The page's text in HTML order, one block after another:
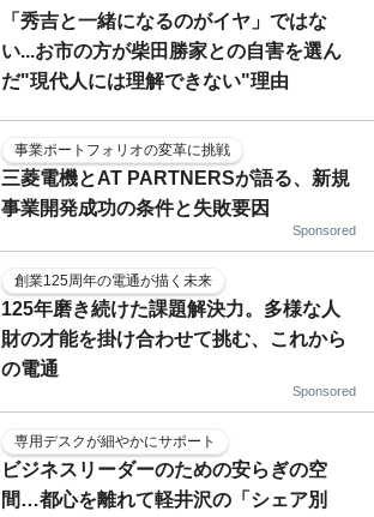
「秀吉と一緒になるのがイヤ」ではな
い...お市の方が柴田勝家との自害を選ん
だ"現代人には理解できない"理由
事業ポートフォリオの変革に挑戦
三菱電機とAT PARTNERSが語る、新規
事業開発成功の条件と失敗要因
Sponsored
創業125周年の電通が描く未来
125年磨き続けた課題解決力。多様な人
財の才能を掛け合わせて挑む、これから
の電通
Sponsored
専用デスクが細やかにサポート
ビジネスリーダーのための安らぎの空
間…都心を離れて軽井沢の「シェア別